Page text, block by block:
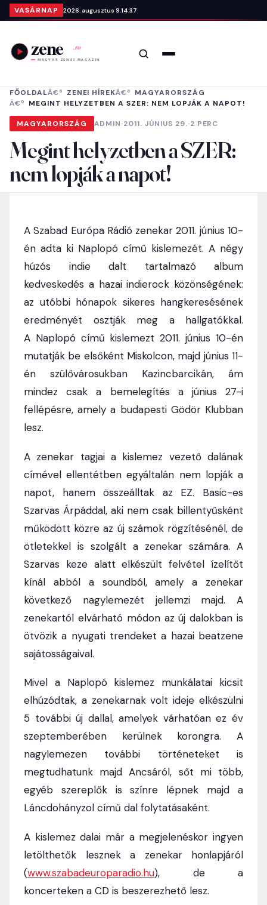
Ugrás a tartalomra
VASÁRNAP 2026. augusztus 9. 14:37
Keresés
FŐOLDAL ZENEI HÍREK
MAGYARORSZÁG
MEGINT HELYZETBEN A SZER: NEM LOPJÁK A NAPOT!
MAGYARORSZÁG ADMIN·2011. JÚNIUS 29.·2 PERC
Megint helyzetben a SZER:
nem lopják a napot!
A Szabad Európa Rádió zenekar 2011. június 10-
én adta ki Naplopó című kislemezét. A négy
húzós indie dalt tartalmazó album
kedveskedés a hazai indierock közönségének:
az utóbbi hónapok sikeres hangkeresésének
eredményét osztják meg a hallgatókkal.
A Naplopó című kislemezt 2011. június 10-én
mutatják be elsőként Miskolcon, majd június 11-
én szülővárosukban Kazincbarcikán, ám
mindez csak a bemelegítés a június 27-i
fellépésre, amely a budapesti Gödör Klubban
lesz.
A zenekar tagjai a kislemez vezető dalának
címével ellentétben egyáltalán nem lopják a
napot, hanem összeálltak az EZ. Basic-es
Szarvas Árpáddal, aki nem csak billentyűsként
működött közre az új számok rögzítésénél, de
ötletekkel is szolgált a zenekar számára. A
Szarvas keze alatt elkészült felvétel ízelítőt
kínál abból a soundból, amely a zenekar
következő nagylemezét jellemzi majd. A
zenekartól elvárható módon az új dalokban is
ötvözik a nyugati trendeket a hazai beatzene
sajátosságaival.
Mivel a Naplopó kislemez munkálatai kicsit
elhúzódtak, a zenekarnak volt ideje elkészülni
5 további új dallal, amelyek várhatóan ez év
szeptemberében kerülnek korongra. A
nagylemezen további történeteket is
megtudhatunk majd Ancsáról, sőt mi több,
egyéb szereplők is színre lépnek majd a
Láncdohányzol című dal folytatásaként.
A kislemez dalai már a megjelenéskor ingyen
letölthetők lesznek a zenekar honlapjáról
(www.szabadeuroparadio.hu), de a
koncerteken a CD is beszerezhető lesz.